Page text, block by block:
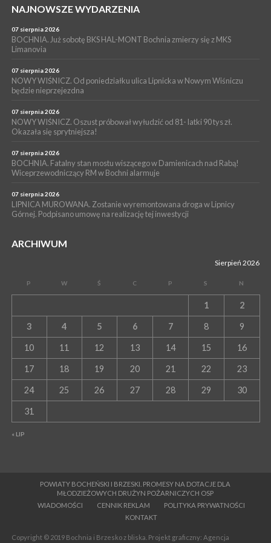
WYDARZENIA
LIPNICA MUROWANA. Na święcie gminy zagra zespół Kombi
[PROGRAM]
05 sierpnia 2026
GMINA DRWINIA. 45 dzieci będzie się uczyć pływać. Zajęcia
ruszą we wrześniu
NAJNOWSZE WYDARZENIA
07 sierpnia 2026
BOCHNIA. Już sobotę BKS HAL-MONT Bochnia zmierzy się z MKS
Limanovia
07 sierpnia 2026
NOWY WIŚNICZ. Od poniedziałku ulica Lipnicka w Nowym Wiśniczu
będzie nieprzejezdna
07 sierpnia 2026
NOWY WIŚNICZ. Oszust próbował wyłudzić od 81- latki 90 tys zł.
Okazała się sprytniejsza!
07 sierpnia 2026
BOCHNIA. Fatalny stan mostu wiszącego w Damienicach nad Rabą!
Wiceprzewodniczący RM w Bochni alarmuje
07 sierpnia 2026
LIPNICA MUROWANA. Zostanie wyremontowana droga w Lipnicy
Górnej. Podpisano umowę na realizację tej inwestycji
ARCHIWUM
Sierpień 2026
P W Ś C P S N
« LIP
1 2
3 4 5 6 7 8 9
10 11 12 13 14 15 16
17 18 19 20 21 22 23
24 25 26 27 28 29 30
31
POWIATY BOCHEŃSKI I BRZESKI. PROMESY NA DOTACJE DLA
MŁODZIEŻOWYCH DRUŻYN POŻARNICZYCH OSP
WIADOMOŚCI
CENNIK REKLAM
POLITYKA PRYWATNOŚCI
KONTAKT
Copyright © 2019 Bochnia i Brzesko z bliska. Projekt graficzny: Agencja